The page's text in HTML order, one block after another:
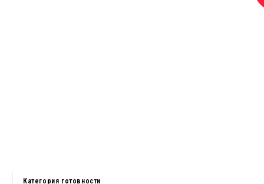
Категория готовности